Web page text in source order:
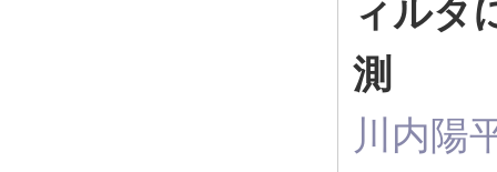
ィルタ
測
川内陽